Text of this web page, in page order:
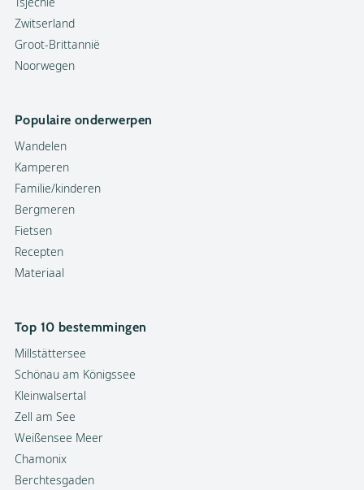
Zwitserland
Groot-Brittannië
Noorwegen
Populaire onderwerpen
Wandelen
Kamperen
Familie/kinderen
Bergmeren
Fietsen
Recepten
Materiaal
Top 10 bestemmingen
Millstättersee
Schönau am Königssee
Kleinwalsertal
Zell am See
Weißensee Meer
Chamonix
Berchtesgaden